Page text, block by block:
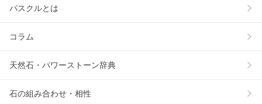
パスクルとは
コラム
天然石・パワーストーン辞典
石の組み合わせ・相性